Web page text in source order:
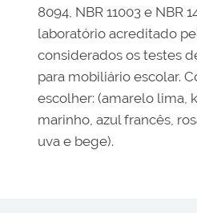
8094, NBR 11003 e NBR
laboratório acreditado
considerados os testes
para mobiliário escolar.
escolher: (amarelo lima,
marinho, azul francês,
uva e bege).